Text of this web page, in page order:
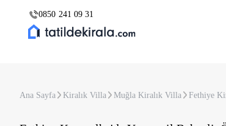
0850 241 09 31
Ana Sayfa Kiralık Villa Muğla Kiralık Villa Fethiye